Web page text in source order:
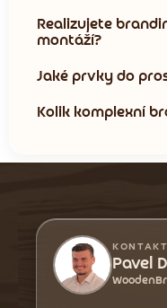
Realizujete
montáží?
Jaké prvky do
Kolik komplexní
KONTAKT
Pavel